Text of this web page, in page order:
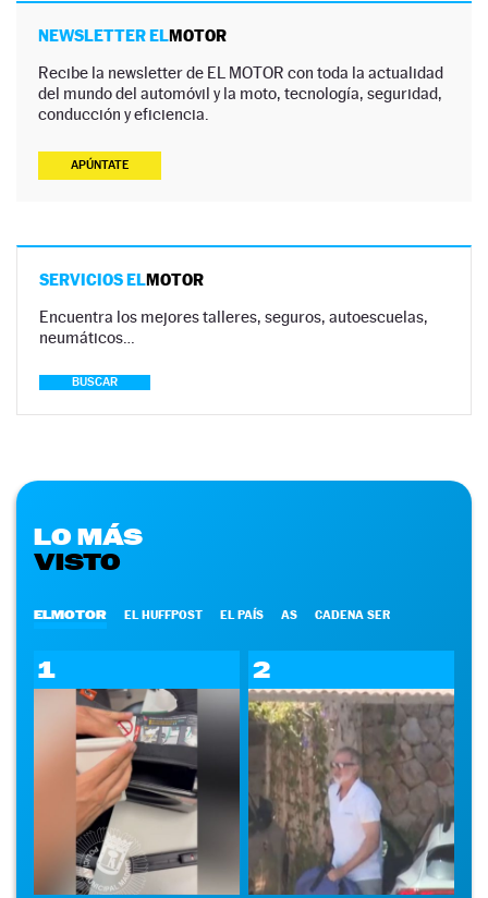
NEWSLETTER ELMOTOR
Recibe la newsletter de EL MOTOR con toda la actualidad
del mundo del automóvil y la moto, tecnología, seguridad,
conducción y eficiencia.
APÚNTATE
SERVICIOS ELMOTOR
Encuentra los mejores talleres, seguros, autoescuelas,
neumáticos…
BUSCAR
LO MÁS
VISTO
ELMOTOR EL HUFFPOST EL PAÍS AS CADENA SER
1 2